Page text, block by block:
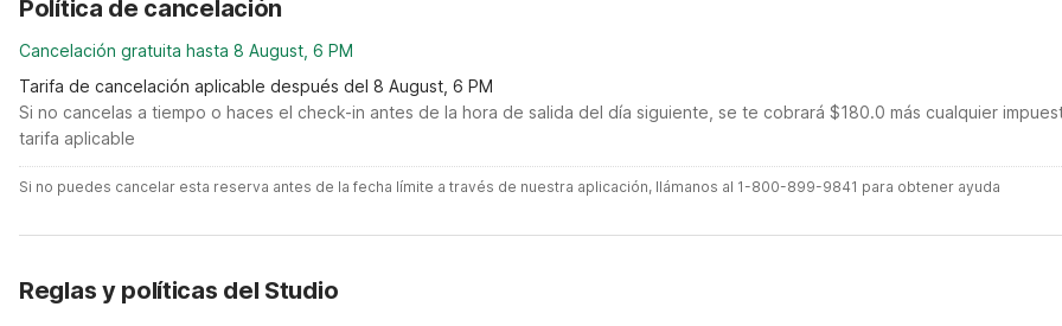
Política de cancelación
Cancelación gratuita hasta 8 August, 6 PM
Tarifa de cancelación aplicable después del 8 August, 6 PM
Si no cancelas a tiempo o haces el check-in antes de la hora de salida del día siguiente, se te cobrará $180.0 más cualquier
tarifa aplicable
Si no puedes cancelar esta reserva antes de la fecha límite a través de nuestra aplicación, llámanos al 1-800-899-9841 para obtener ayuda
Reglas y políticas del Studio